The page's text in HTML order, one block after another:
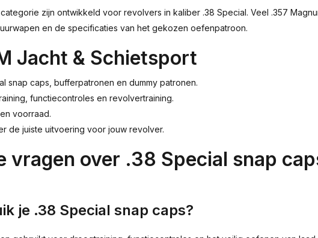
zijn ontwikkeld voor revolvers in kaliber .38 Special. Veel .357
en de specificaties van het gekozen oefenpatroon.
Jacht & Schietsport
snap caps, bufferpatronen en dummy patronen.
functiecontroles en revolvertraining.
voorraad.
de juiste uitvoering voor jouw revolver.
vragen over .38 Special snap
je .38 Special snap caps?